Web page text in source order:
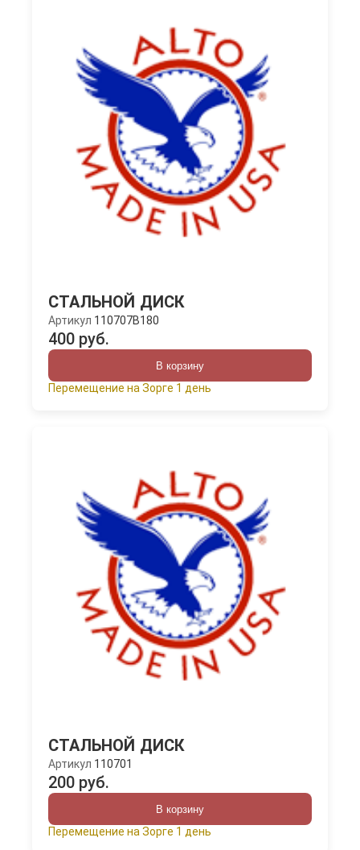
СТАЛЬНОЙ ДИСК
Артикул 110707B180
400 руб.
В корзину
Перемещение на Зорге 1 день
СТАЛЬНОЙ ДИСК
Артикул 110701
200 руб.
В корзину
Перемещение на Зорге 1 день